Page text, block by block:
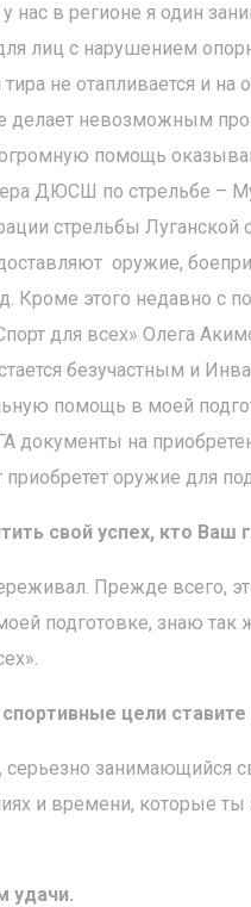
нас в регионе я один
лиц с нарушением
не отапливается и на
делает невозможным
помощь
ДЮСШ по стрельбе –
стрельбы Луганской
оружие,
Кроме этого недавно с
для всех» Олега
безучастным и
помощь в моей
документы на
оружие для
свой успех, кто Ваш
Прежде всего,
подготовке, знаю
цели
занимающийся
и времени, которые
удачи.